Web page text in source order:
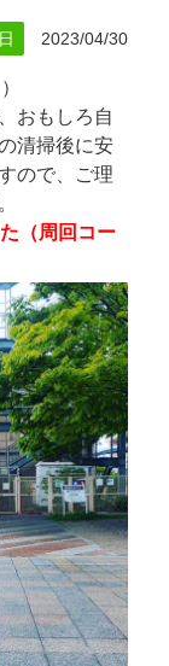
2023/04/30
おもしろ自
清掃後に安
ので、ご理
（周回コー